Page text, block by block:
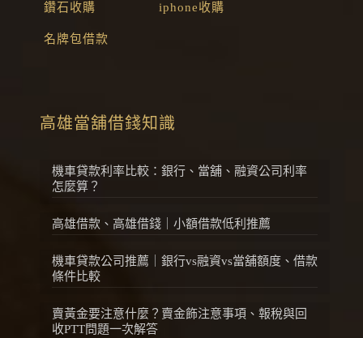
鑽石收購 iphone收購
名牌包借款
高雄當舖借錢知識
機車貸款利率比較：銀行、當舖、融資公司利率
怎麼算？
高雄借款、高雄借錢｜小額借款低利推薦
機車貸款公司推薦｜銀行vs融資vs當舖額度、借款
條件比較
賣黃金要注意什麼？賣金飾注意事項、報稅與回
收PTT問題一次解答